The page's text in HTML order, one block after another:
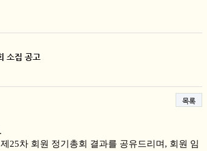
소집 공고
목록
25차 회원 정기총회 결과를 공유드리며, 회원 임